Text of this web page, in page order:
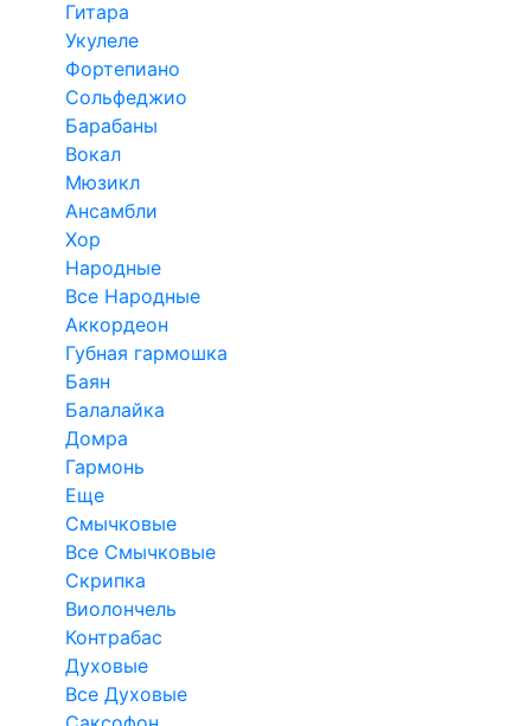
Гитара
Укулеле
Фортепиано
Сольфеджио
Барабаны
Вокал
Мюзикл
Ансамбли
Хор
Народные
Все Народные
Аккордеон
Губная гармошка
Баян
Балалайка
Домра
Гармонь
Еще
Смычковые
Все Смычковые
Скрипка
Виолончель
Контрабас
Духовые
Все Духовые